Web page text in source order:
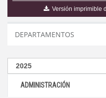
Versión imprimible
DEPARTAMENTOS
ADMINISTRACIÓN